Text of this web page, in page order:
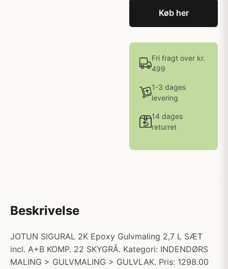
Køb her
Fri fragt over kr.
499
1-3 dages
levering
14 dages
returret
Beskrivelse
JOTUN SIGURAL 2K Epoxy Gulvmaling 2,7 L SÆT
incl. A+B KOMP. 22 SKYGRÅ. Kategori: INDENDØRS
MALING > GULVMALING > GULVLAK. Pris: 1298.00